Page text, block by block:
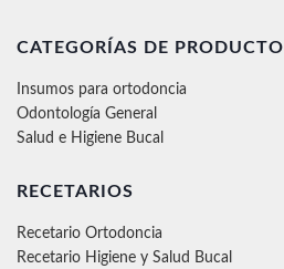
CATEGORÍAS DE PRODUCTO
Insumos para ortodoncia
Odontología General
Salud e Higiene Bucal
RECETARIOS
Recetario Ortodoncia
Recetario Higiene y Salud Bucal